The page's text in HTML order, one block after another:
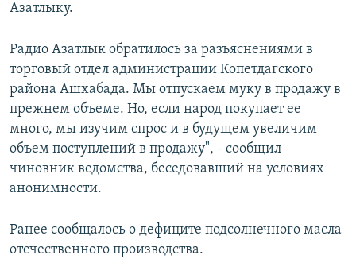
Азатлыку.
Радио Азатлык обратилось за разъяснениями в
торговый отдел администрации Копетдагского
района Ашхабада. Мы отпускаем муку в продажу в
прежнем объеме. Но, если народ покупает ее
много, мы изучим спрос и в будущем увеличим
объем поступлений в продажу", - сообщил
чиновник ведомства, беседовавший на условиях
анонимности.
Ранее сообщалось о дефиците подсолнечного масла
отечественного производства.